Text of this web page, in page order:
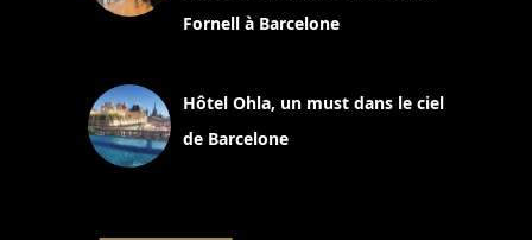
Fornell à Barcelone
Hôtel Ohla, un must dans le ciel
de Barcelone